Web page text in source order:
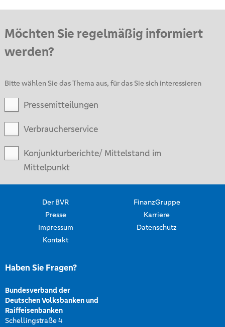
Möchten Sie regelmäßig informiert
werden?
Bitte wählen Sie das Thema aus, für das Sie sich interessieren
Pressemitteilungen
Verbraucherservice
Konjunkturberichte/ Mittelstand im
Mittelpunkt
Der BVR
FinanzGruppe
Presse
Karriere
Impressum
Datenschutz
Kontakt
Haben Sie Fragen?
Bundesverband der
Deutschen Volksbanken und
Raiffeisenbanken
Schellingstraße 4